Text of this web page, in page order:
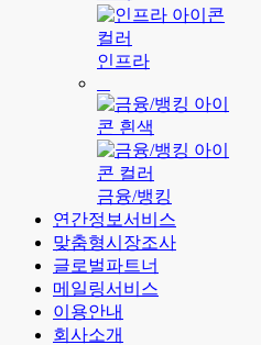
인프라
금융/뱅킹
연간정보서비스
맞춤형시장조사
글로벌파트너
메일링서비스
이용안내
회사소개